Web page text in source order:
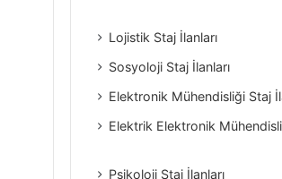
Lojistik Staj İlanları
Sosyoloji Staj İlanları
Elektronik Mühendisliği Staj
Elektrik Elektronik
Psikoloji Staj İlanları